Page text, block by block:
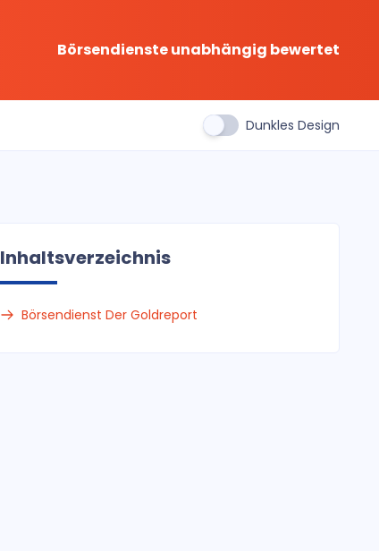
Börsendienste unabhängig bewertet
Dunkles Design
Inhaltsverzeichnis
Börsendienst Der Goldreport